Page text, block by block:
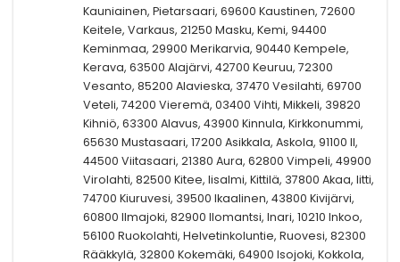
Kauniainen, Pietarsaari, 69600 Kaustinen, 72600
Keitele, Varkaus, 21250 Masku, Kemi, 94400
Keminmaa, 29900 Merikarvia, 90440 Kempele,
Kerava, 63500 Alajärvi, 42700 Keuruu, 72300
Vesanto, 85200 Alavieska, 37470 Vesilahti, 69700
Veteli, 74200 Vieremä, 03400 Vihti, Mikkeli, 39820
Kihniö, 63300 Alavus, 43900 Kinnula, Kirkkonummi,
65630 Mustasaari, 17200 Asikkala, Askola, 91100 II,
44500 Viitasaari, 21380 Aura, 62800 Vimpeli, 49900
Virolahti, 82500 Kitee, Iisalmi, Kittilä, 37800 Akaa, Iitti,
74700 Kiuruvesi, 39500 Ikaalinen, 43800 Kivijärvi,
60800 Ilmajoki, 82900 Ilomantsi, Inari, 10210 Inkoo,
56100 Ruokolahti, Helvetinkoluntie, Ruovesi, 82300
Rääkkylä, 32800 Kokemäki, 64900 Isojoki, Kokkola,